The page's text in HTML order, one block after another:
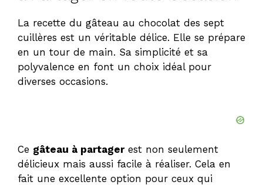
La recette du gâteau au chocolat des sept
cuillères est un véritable délice. Elle se prépare
en un tour de main. Sa simplicité et sa
polyvalence en font un choix idéal pour
diverses occasions.
Ce gâteau à partagerest non seulement
délicieux mais aussi facile à réaliser. Cela en
fait une excellente option pour ceux qui